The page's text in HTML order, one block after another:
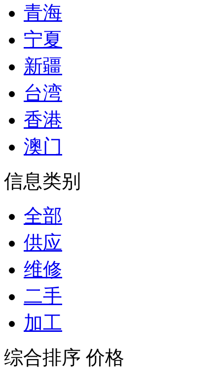
青海
宁夏
新疆
台湾
香港
澳门
信息类别
全部
供应
维修
二手
加工
综合排序 价格